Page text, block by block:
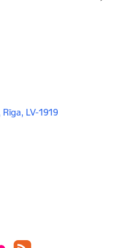
LV-1919